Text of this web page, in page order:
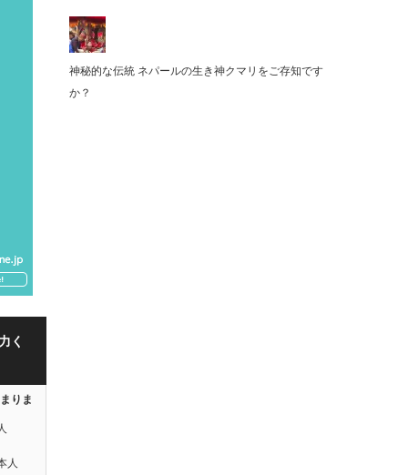
く
りま
人
神秘的な伝統 ネパールの生き神クマリをご存知です
か？